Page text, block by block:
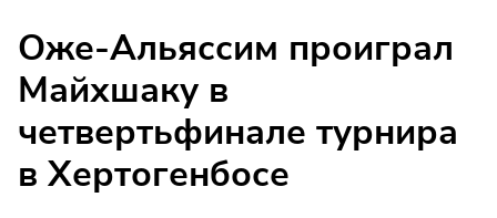
Оже-Альяссим проиграл
Майхшаку в
четвертьфинале турнира
в Хертогенбосе